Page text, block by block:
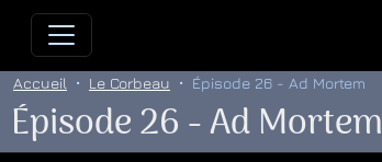
Allez directement au contenu
Accueil Le Corbeau Épisode 26 - Ad Mortem
Épisode 26 - Ad Mortem